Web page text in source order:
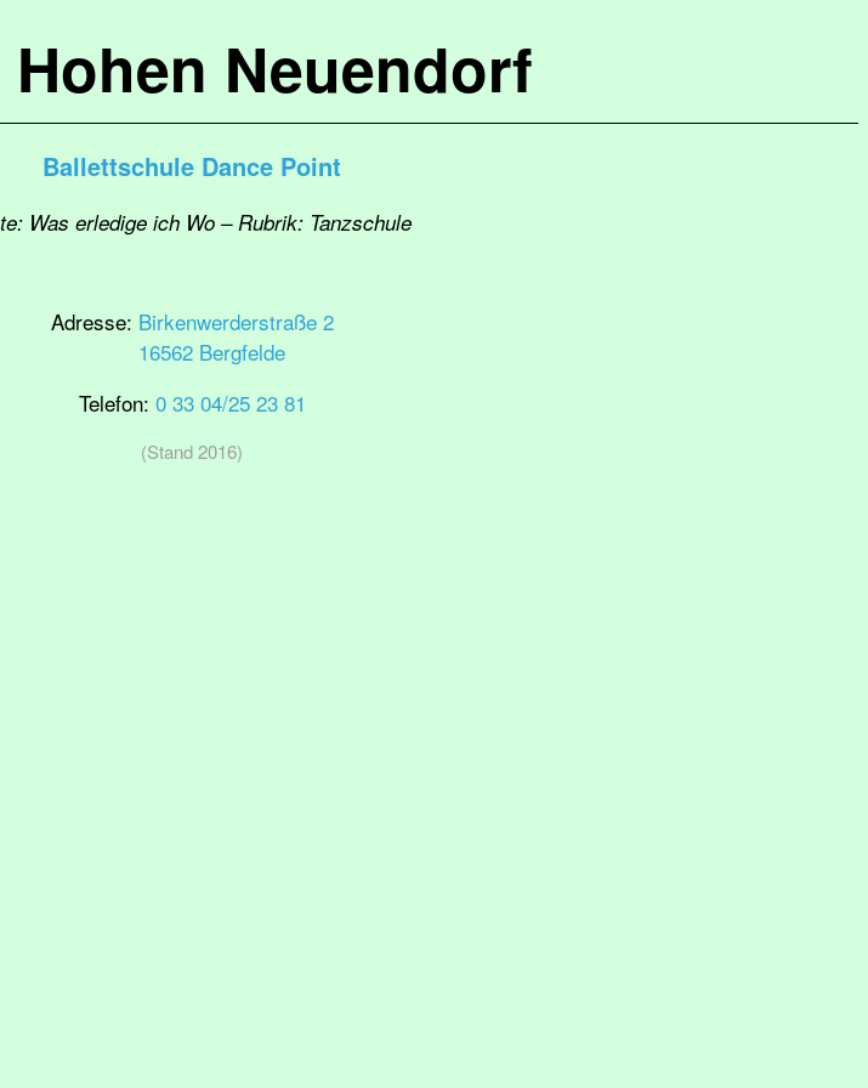
Neuendorf
Ballettschule Dance Point
Was erledige ich Wo – Rubrik: Tanzschule
Adresse: Birkenwerderstraße 2
16562 Bergfelde
Telefon: 0 33 04/25 23 81
(Stand 2016)